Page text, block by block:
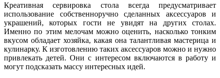
Креативная сервировка стола всегда предусматривает
использование собственноручно сделанных аксессуаров и
украшений, которых гости не увидят на других столах.
Именно по этим мелочам можно оценить, насколько тонким
вкусом обладает хозяйка, какая она талантливая мастерица и
кулинарку. К изготовлению таких аксессуаров можно и нужно
привлекать детей. Они с интересом включаются в работу и
могут подсказать массу интересных идей.